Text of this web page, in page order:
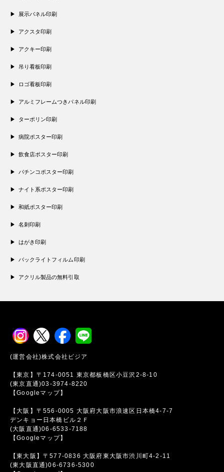
展示パネル印刷
アクスタ印刷
アクキー印刷
吊り看板印刷
ロゴ看板印刷
アルミフレームつきパネル印刷
ターポリン印刷
病院ポスター印刷
飲食店ポスター印刷
パチンコポスター印刷
ナイト系ポスター印刷
和紙ポスター印刷
名刺印刷
はがき印刷
バックライトフィルム印刷
アクリル製品の無料引取
(運営会社)株式会社ビジア
【東京】〒174-0051 東京都板橋区小豆沢2-8-10
(東京直通)03-3974-8220
【Googleマップ】
【大阪】〒556-0005 大阪府大阪市浪速区日本橋4-7-7
デンキョー日本橋ビル２Ｆ
(大阪直通)06-6533-7188
【Googleマップ】
【東大阪】〒577-0836 大阪府東大阪市渋川町4-2-11
(東大阪直通)06-6736-5300